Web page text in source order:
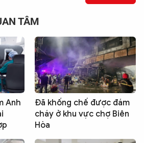
TÂM
Anh
Đã khống chế được đám
cháy ở khu vực chợ Biên
Hòa